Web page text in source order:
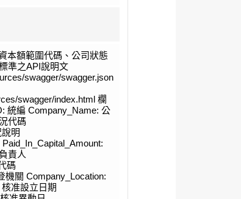
本額範圍代碼、公司狀態
準之API說明文
swagger/swagger.json
swagger/index.html 欄
統編 Company_Name: 公
代碼
明
責人
碼
機關 Company_Location:
准設立日期